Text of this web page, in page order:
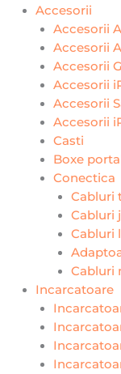
Accesorii
Accesorii
Accesorii
Accesorii
Accesorii
Accesorii
Accesorii
Casti
Boxe
Conectica
Cabluri
Cabluri
Cabluri
Cabluri
Incarcatoare